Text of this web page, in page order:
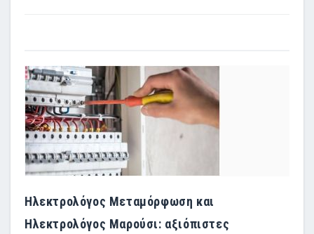
Ηλεκτρολόγος Μεταμόρφωση και
Ηλεκτρολόγος Μαρούσι: αξιόπιστες